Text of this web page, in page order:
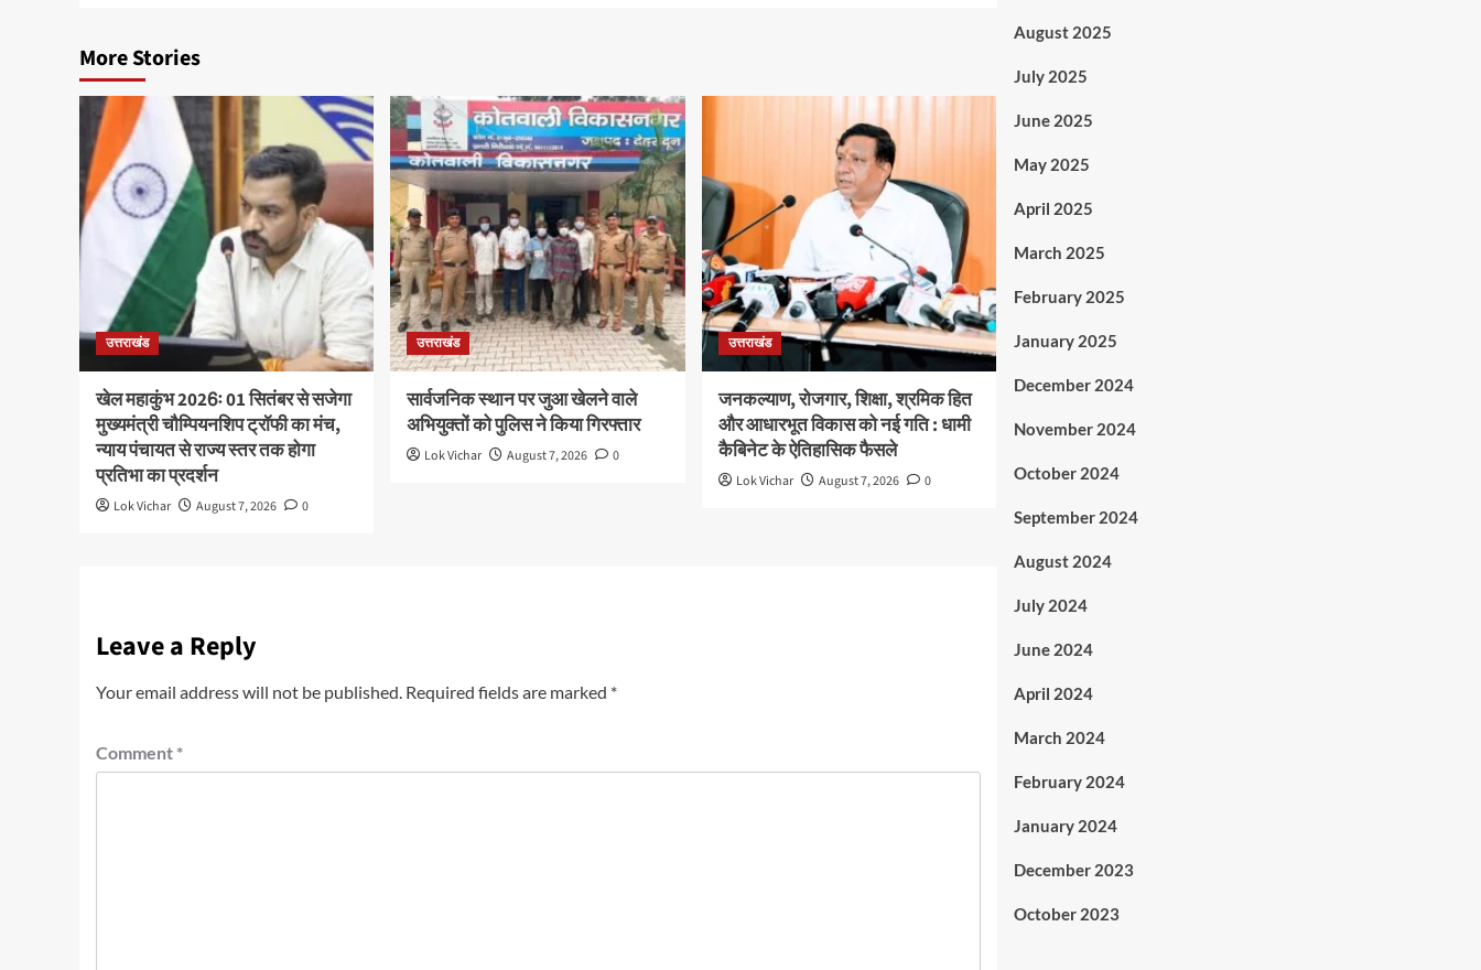
More Stories
उत्तराखंड
खेल महाकुंभ 2026ः 01 सितंबर से सजेगा
मुख्यमंत्री चौम्पियनशिप ट्रॉफी का मंच,
न्याय पंचायत से राज्य स्तर तक होगा
प्रतिभा का प्रदर्शन
Lok Vichar August 7, 2026 0
उत्तराखंड
सार्वजनिक स्थान पर जुआ खेलने वाले
अभियुक्तों को पुलिस ने किया गिरफ्तार
Lok Vichar August 7, 2026 0
उत्तराखंड
जनकल्याण, रोजगार, शिक्षा, श्रमिक हित
और आधारभूत विकास को नई गति : धामी
कैबिनेट के ऐतिहासिक फैसले
Lok Vichar August 7, 2026 0
Leave a Reply
Your email address will not be published. Required fields are marked *
Comment *
August 2025
July 2025
June 2025
May 2025
April 2025
March 2025
February 2025
January 2025
December 2024
November 2024
October 2024
September 2024
August 2024
July 2024
June 2024
April 2024
March 2024
February 2024
January 2024
December 2023
October 2023